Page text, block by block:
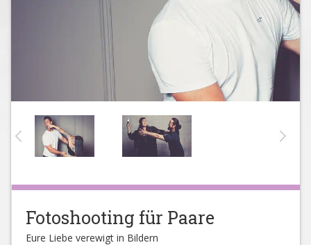
Fotoshooting für Paare
Eure Liebe verewigt in Bildern